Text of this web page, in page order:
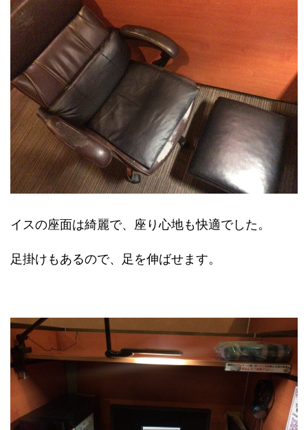
イスの座面は綺麗で、座り心地も快適でした。
足掛けもあるので、足を伸ばせます。